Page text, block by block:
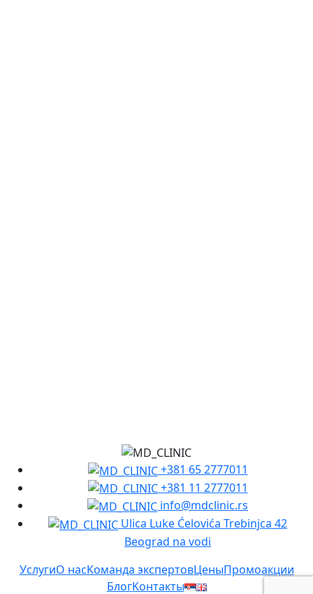
+381 65 2777011
+381 11 2777011
info@mdclinic.rs
Ulica Luke Ćelovića Trebinjca 42
Beograd na vodi
УслугиО насKоманда экспертовЦеныПромоакции
БлогKонтакты